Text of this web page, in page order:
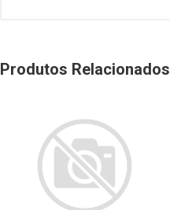
Produtos Relacionados